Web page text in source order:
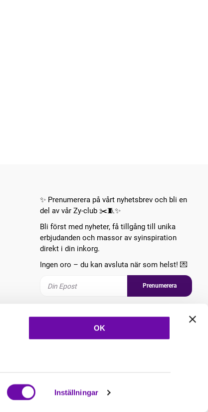
Inställningar
OK
✨ Prenumerera på vårt nyhetsbrev och bli en
del av vår Zy-club ✂️🧵✨
Bli först med nyheter, få tillgång till unika
erbjudanden och massor av syinspiration
direkt i din inkorg.
Ingen oro – du kan avsluta när som helst! 💌
Prenumerera
Copyright © 2026 ZannaZ Skapad med